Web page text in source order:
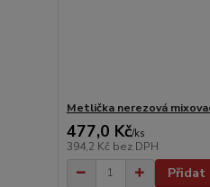
Metlička nerezová
477,0 Kč/ks
394,2 Kč bez DPH
Přidat